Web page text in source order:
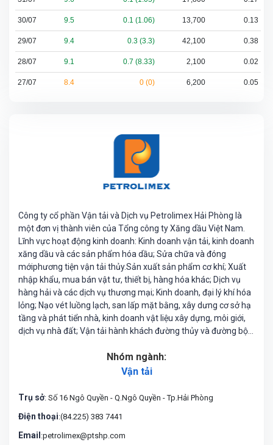
30/07 9.5 0.1 (1.06) 13,700 0.13
29/07 9.4 0.3 (3.3) 42,100 0.38
28/07 9.1 0.7 (8.33) 2,100 0.02
27/07 8.4 0 (0) 6,200 0.05
Công ty cổ phần Vận tải và Dịch vụ Petrolimex Hải Phòng là
một đơn vị thành viên của Tổng công ty Xăng dầu Việt Nam.
Lĩnh vực hoạt động kinh doanh: Kinh doanh vận tải, kinh doanh
xăng dầu và các sản phẩm hóa dầu; Sửa chữa và đóng
mớiphương tiện vận tải thủy.Sản xuất sản phẩm cơ khí; Xuất
nhập khẩu, mua bán vật tư, thiết bị, hàng hóa khác; Dịch vụ
hàng hải và các dịch vụ thương mại; Kinh doanh, đại lý khí hóa
lỏng; Nạo vét luồng lạch, san lấp mặt bằng, xây dưng cơ sở hạ
tầng và phát tiển nhà, kinh doanh vật liệu xây dựng, môi giới,
dịch vụ nhà đất; Vận tải hành khách đường thủy và đường bộ;
doanh kho bãi; kinh doanh nhà đất.
Nhóm ngành:
Vận tải
Trụ sở: Số 16 Ngô Quyền - Q.Ngô Quyền - Tp.Hải Phòng
Điện thoại:(84.225) 383 7441
Email :petrolimex@ptshp.com